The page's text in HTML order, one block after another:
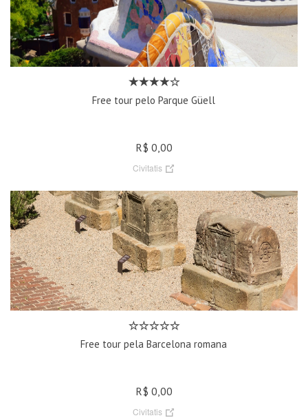
Free tour pelo Parque Güell
R$ 0,00
Civitatis
Free tour pela Barcelona romana
R$ 0,00
Civitatis